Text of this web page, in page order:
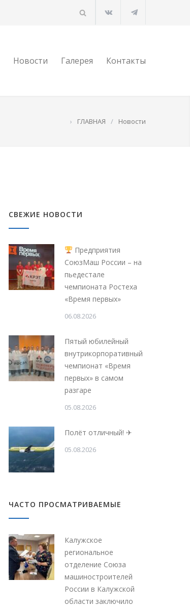
Новости Галерея Контакты
› ГЛАВНАЯ / Новости
СВЕЖИЕ НОВОСТИ
Предприятия
СоюзМаш России – на
пьедестале
чемпионата Ростеха
«Время первых»
06.08.2026
Пятый юбилейный
внутрикорпоративный
чемпионат «Время
первых» в самом
разгаре
05.08.2026
Полёт отличный! ✈
05.08.2026
ЧАСТО ПРОСМАТРИВАЕМЫЕ
Калужское
региональное
отделение Союза
машиностроителей
России в Калужской
области заключило